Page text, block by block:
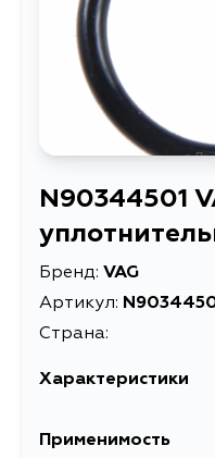
N90344501
Бренд: VAG
Артикул:
Страна:
Характеристики
EAN-13
Применимость